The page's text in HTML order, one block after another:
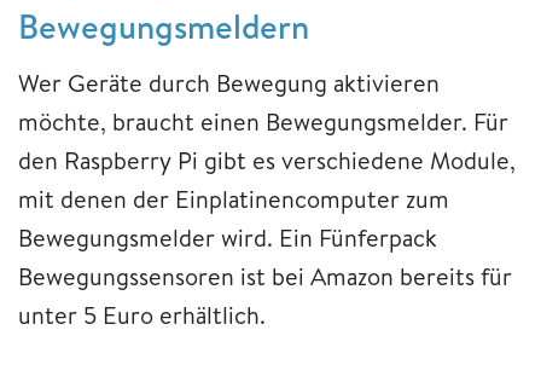
Bewegungsmeldern
Wer Geräte durch Bewegung aktivieren
möchte, braucht einen Bewegungsmelder. Für
den Raspberry Pi gibt es verschiedene Module,
mit denen der Einplatinencomputer zum
Bewegungsmelder wird. Ein Fünferpack
Bewegungssensoren ist bei Amazon bereits für
unter 5 Euro erhältlich.